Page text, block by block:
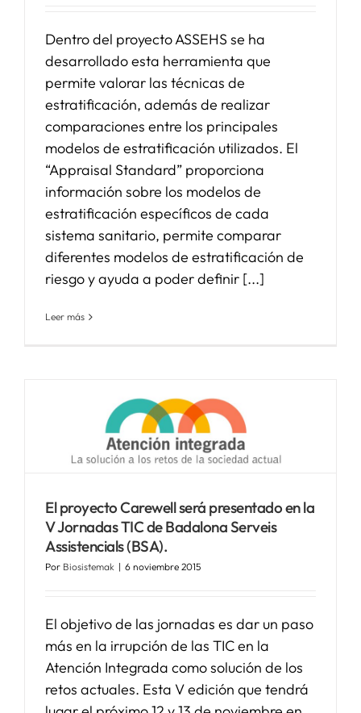
Dentro del proyecto ASSEHS se ha
desarrollado esta herramienta que
permite valorar las técnicas de
estratificación, además de realizar
comparaciones entre los principales
modelos de estratificación utilizados. El
“Appraisal Standard” proporciona
información sobre los modelos de
estratificación específicos de cada
sistema sanitario, permite comparar
diferentes modelos de estratificación de
riesgo y ayuda a poder definir [...]
Leer más
El proyecto Carewell será presentado en la
V Jornadas TIC de Badalona Serveis
Assistencials (BSA).
Por Biosistemak | 6 noviembre 2015
El objetivo de las jornadas es dar un paso
más en la irrupción de las TIC en la
Atención Integrada como solución de los
retos actuales. Esta V edición que tendrá